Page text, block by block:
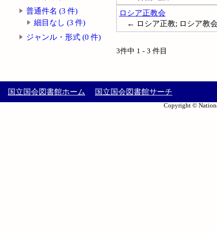
普通件名 (3 件)
細目なし (3 件)
ジャンル・形式 (0 件)
ロシア正教会
← ロシア正教; ロシア教会
3件中 1 - 3 件目
国立国会図書館ホーム 国立国会図書館サーチ
Copyright ©